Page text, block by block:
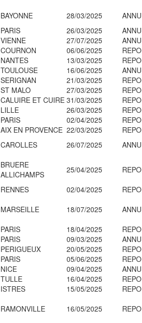
BAYONNE 28/03/2025
PARIS 26/03/2025
VIENNE 27/07/2025
COURNON 06/06/2025
NANTES 13/03/2025
TOULOUSE 16/06/2025
SERIGNAN 21/03/2025
ST MALO 27/03/2025
CALUIRE ET CUIRE 31/03/2025
LILLE 26/03/2025
PARIS 02/04/2025
AIX EN PROVENCE 22/03/2025
CAROLLES 26/07/2025
BRUERE
ALLICHAMPS
25/04/2025
RENNES 02/04/2025
MARSEILLE 18/07/2025
PARIS 18/04/2025
PARIS 09/03/2025
PERIGUEUX 20/05/2025
PARIS 05/06/2025
NICE 09/04/2025
TULLE 16/04/2025
ISTRES 15/05/2025
RAMONVILLE 16/05/2025